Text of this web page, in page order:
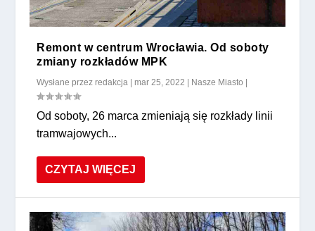
Remont w centrum Wrocławia. Od soboty
zmiany rozkładów MPK
Wysłane przezredakcja |mar 25, 2022 Nasze Miasto
Od soboty, 26 marca zmieniają się rozkłady linii
tramwajowych...
CZYTAJ WIĘCEJ